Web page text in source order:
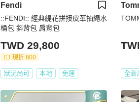
Fendi
::FENDI:: 經典緹花拼接皮革抽繩水
桶包 斜背包 肩背包
TWD 29,800
現折 800
狀況尚可 本地 免運 全新